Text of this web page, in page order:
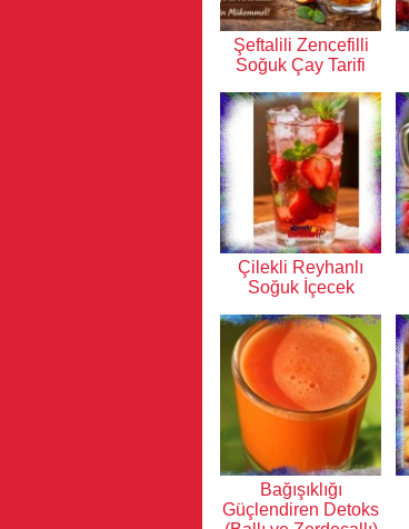
Şeftalili Zencefilli
Soğuk Çay Tarifi
Çilekli Reyhanlı
Soğuk İçecek
Bağışıklığı
Güçlendiren Detoks